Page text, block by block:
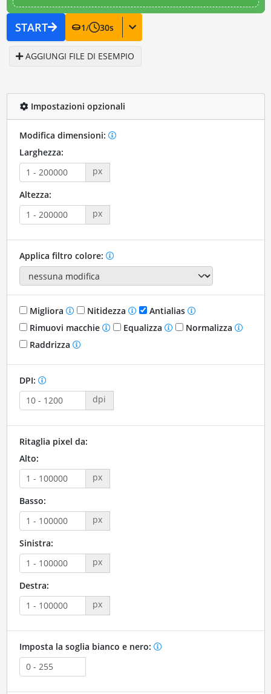
START 1/ 30s
AGGIUNGI FILE DI ESEMPIO
Impostazioni opzionali
Modifica dimensioni:
Larghezza:
px
Altezza:
px
Applica filtro colore:
Migliora Nitidezza
Antialias
Rimuovi macchie
Equalizza
Normalizza
Raddrizza
DPI:
dpi
Ritaglia pixel da:
Alto:
px
Basso:
px
Sinistra:
px
Destra:
px
Imposta la soglia bianco e nero: